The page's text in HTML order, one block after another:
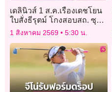
เดลินิวส์ 1 ส.ค.เรืองเดชโยน
ใบสั่งธีรุตม์ โกงสอบสถ. ซุก
แฟลชไดร์ฟส่งดร.วิน
1 สิงหาคม 2569 5:30 น.